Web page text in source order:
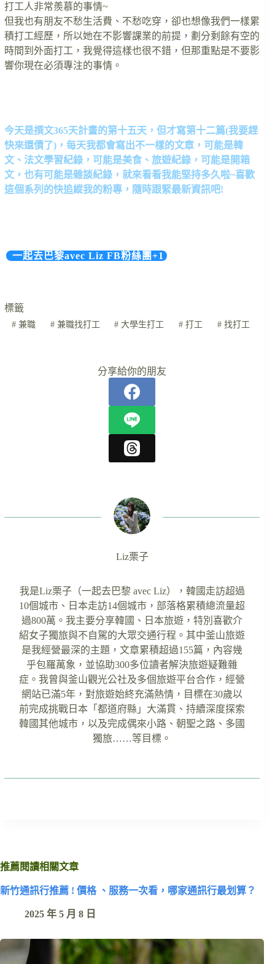
打工人非常羨慕的事情~
但我也有朋友不愁生活費、不愁吃穿，卻也想像我們一樣累
積打工經歷，所以她在不影響課業的前提，劃分剩餘有空的
時間到外面打工，我覺得這樣也很不錯，但那重點是不要影
響你現在必須專注的事情。
今天是撰文365天計畫的第十五天，但才寫第十二篇(我要趕
快來還債了)，每天我都會寫出不一樣的文章，可能是韓
文、法文學習紀錄，可能是美食、旅遊紀錄，可能是開箱
文，也有可能是雜談紀錄，就來看看我能堅持多久啦~喜歡
這個系列的快追縱我的粉專，隨時跟緊最新資訊吧!
一起去巴黎avec Liz FB粉絲團+1
標籤
#兼職 #兼職找打工 # 大學生打工 # 打工 # 找打工
分享給你的朋友
Liz栗子
我是Liz栗子（一起去巴黎 avec Liz），韓國走訪超過
10個城市、日本走訪14個城市，部落格累積總流量超
過800萬。我主要分享韓國、日本旅遊，特別喜歡介
紹女子獨旅與不自駕的大眾交通行程。其中釜山旅遊
是我經營最深的主題，文章累積超過155篇，內容幾
乎包羅萬象，並協助300多位讀者解決旅遊疑難雜
症。我曾與釜山觀光公社及多個旅遊平台合作，經營
網站已滿5年，對旅遊始終充滿熱情，目標在30歲以
前完成挑戰日本「都道府縣」大滿貫、持續深度探索
韓國其他城市，以及完成偶來小路、朝聖之路、多國
獨旅……等目標。
推薦閱讀相關文章
新竹通訊行推薦 ! 價格 、服務一次看，哪家通訊行最划算？
2025 年 5 月 8 日